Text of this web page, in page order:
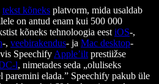
tekst kõneks platvorm, mida usaldab
on antud enam kui 500 000
kõneks tehnoloogia eest iOS-,
-, veebirakendus- ja Mac desktop-
Speechify Apple’ilt prestiižse
l, nimetades seda „oluliseks
paremini elada.” Speechify pakub üle